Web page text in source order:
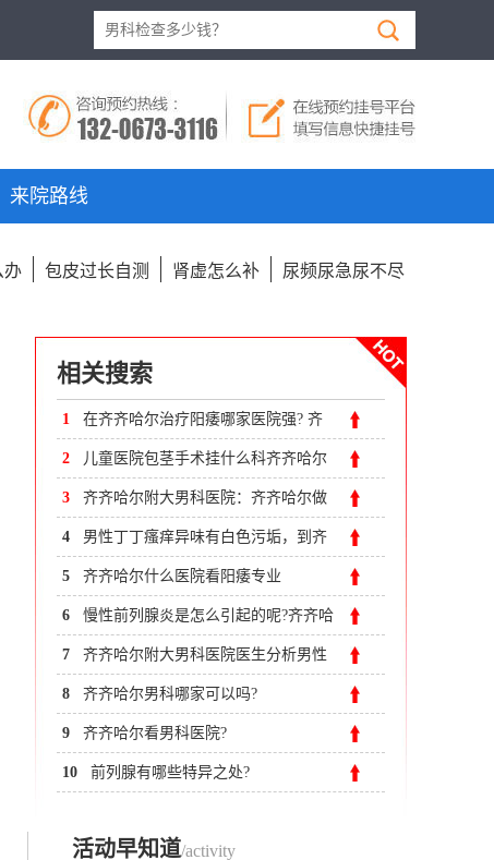
来院路线
办 包皮过长自测 肾虚怎么补 尿频尿急尿不尽
相关搜索
1 在齐齐哈尔治疗阳痿哪家医院强? 齐
齐哈尔附大男科医院
2 儿童医院包茎手术挂什么科齐齐哈尔
哪里能做?
3 齐齐哈尔附大男科医院：齐齐哈尔做
包皮手术大概多少钱?
4 ​男性丁丁瘙痒异味有白色污垢，到齐
齐哈尔哪家医院治疗​
5 齐齐哈尔什么医院看阳痿专业
6 慢性前列腺炎是怎么引起的呢?齐齐哈
尔哪家医院男科好?
7 齐齐哈尔附大男科医院医生分析男性
健康
8 齐齐哈尔男科哪家可以吗?
9 齐齐哈尔看男科医院?
10 前列腺有哪些特异之处?
活动早知道/activity